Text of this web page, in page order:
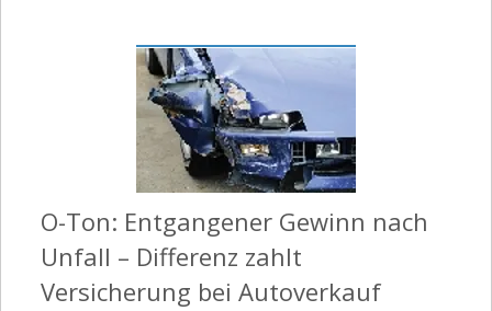
Nachrichten, Texte, Podcast, O-Töne,
O-Ton: Entgangener Gewinn nach
Unfall – Differenz zahlt
Versicherung bei Autoverkauf